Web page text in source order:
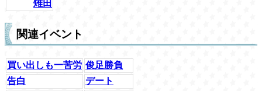
雉田
関連イベント
買い出しも一苦労 俊足勝負
告白
デート